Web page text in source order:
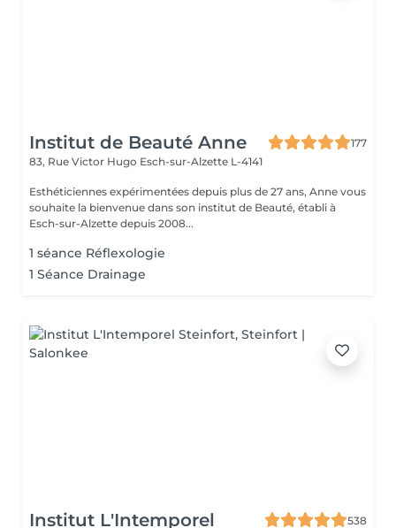
Institut de Beauté Anne
177
83, Rue Victor Hugo Esch-sur-Alzette L-4141
Esthéticiennes expérimentées depuis plus de 27 ans, Anne vous
souhaite la bienvenue dans son institut de Beauté, établi à
Esch-sur-Alzette depuis 2008...
1 séance Réflexologie
1 Séance Drainage
Institut L'Intemporel 538